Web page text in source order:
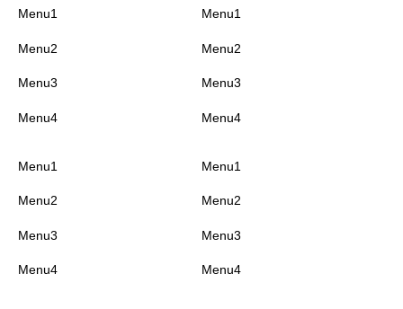
Menu1
Menu2
Menu3
Menu4
Menu1
Menu2
Menu3
Menu4
Menu1
Menu2
Menu3
Menu4
Menu1
Menu2
Menu3
Menu4